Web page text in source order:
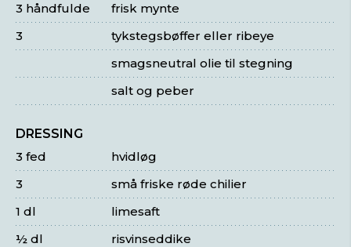
frisk mynte
3 håndfulde
tykstegsbøffer eller ribeye
3
smagsneutral olie til stegning
salt og peber
DRESSING
hvidløg
3 fed
små friske røde chilier
3
limesaft
1 dl
risvinseddike
½ dl